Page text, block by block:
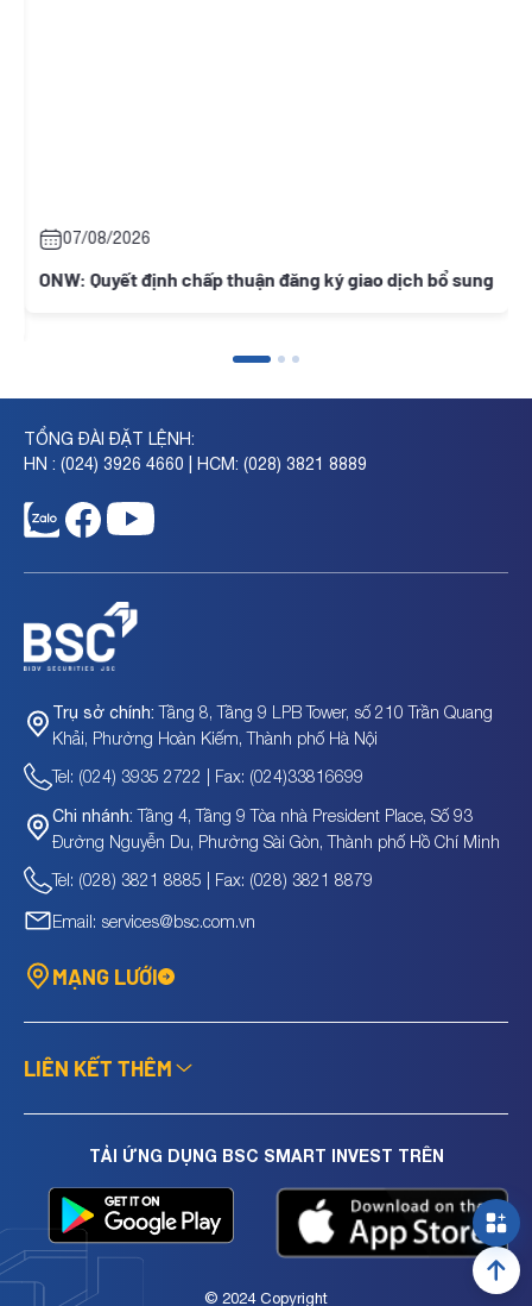
07/08/2026
ONW: Quyết định chấp thuận đăng ký giao dịch bổ sung
TỔNG ĐÀI ĐẶT LỆNH:
HN : (024) 3926 4660 | HCM: (028) 3821 8889
Trụ sở chính: Tầng 8, Tầng 9 LPB Tower, số 210 Trần Quang
Khải, Phường Hoàn Kiếm, Thành phố Hà Nội
Tel: (024) 3935 2722 | Fax: (024)33816699
Chi nhánh: Tầng 4, Tầng 9 Tòa nhà President Place, Số 93
Đường Nguyễn Du, Phường Sài Gòn, Thành phố Hồ Chí Minh
Tel: (028) 3821 8885 | Fax: (028) 3821 8879
Email: services@bsc.com.vn
MẠNG LƯỚI
LIÊN KẾT THÊM
TẢI ỨNG DỤNG BSC SMART INVEST TRÊN
© 2024 Copyright